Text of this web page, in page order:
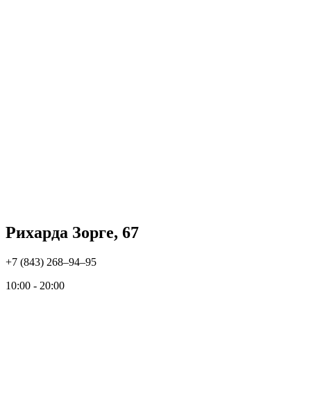
Рихарда Зорге, 67
+7 (843) 268‒94‒95
10:00 - 20:00